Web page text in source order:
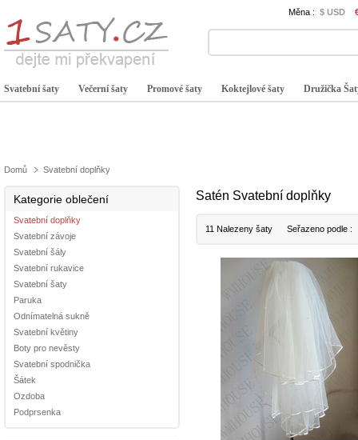
Měna : $ USD
Svatební šaty Večerní šaty Promové šaty Koktejlové šaty Družička
Domů Svatební doplňky
Kategorie oblečení
Svatební doplňky
Svatební závoje
Svatební šály
Svatební rukavice
Svatební šaty
Paruka
Odnímatelná sukně
Svatební květiny
Boty pro nevěsty
Svatební spodnička
Šátek
Ozdoba
Podprsenka
Satén Svatební doplňky
11 Nalezeny šaty Seřazeno podle :